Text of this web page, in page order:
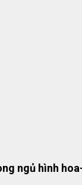
ngủ hình